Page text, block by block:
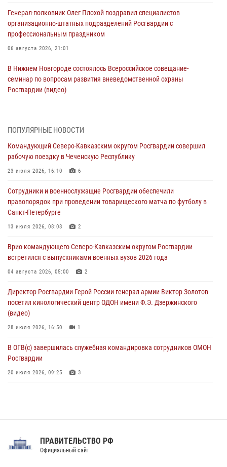
Генерал-полковник Олег Плохой поздравил специалистов
организационно-штатных подразделений Росгвардии с
профессиональным праздником
06 августа 2026, 21:01
В Нижнем Новгороде состоялось Всероссийское совещание-
семинар по вопросам развития вневедомственной охраны
Росгвардии (видео)
память Героя России Олега Визнюка
06 августа 2026, 14:36 2
В кинологическом центре Уральского округа Росгвардии почтили
06 августа 2026, 13:29 5
В Центральном округе Росгвардии прошли мероприятия к
108‑летию генерала армии И.К. Яковлева
Росгвардейцы задержали мужчину, открывшего стрельбу в
Подмосковье (видео)
Росгвардейцы провели выставку вооружения для участников сбора
«Гвардеец» в Пензе (видео)
06 августа 2026, 12:00
ПОПУЛЯРНЫЕ НОВОСТИ
Командующий Северо-Кавказским округом Росгвардии совершил
рабочую поездку в Чеченскую Республику
23 июля 2026, 16:10 6
Сотрудники и военнослужащие Росгвардии обеспечили
правопорядок при проведении товарищеского матча по футболу в
Санкт-Петербурге
13 июля 2026, 08:08 2
Врио командующего Северо-Кавказским округом Росгвардии
встретился с выпускниками военных вузов 2026 года
04 августа 2026, 05:00 2
Директор Росгвардии Герой России генерал армии Виктор Золотов
посетил кинологический центр ОДОН имени Ф.Э. Дзержинского
(видео)
28 июля 2026, 16:50 1
В ОГВ(с) завершилась служебная командировка сотрудников ОМОН
Росгвардии
20 июля 2026, 09:25 3
Праздник «Один день с Росгвардией» к 105-летию Центрального
ПРАВИТЕЛЬСТВО РФ
Официальный сайт